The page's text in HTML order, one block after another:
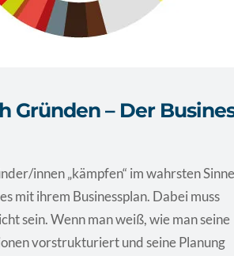
Gründen – Der
innen „kämpfen“ im wahrsten Sinne
mit ihrem Businessplan. Dabei muss
sein. Wenn man weiß, wie man seine
vorstrukturiert und seine Planung